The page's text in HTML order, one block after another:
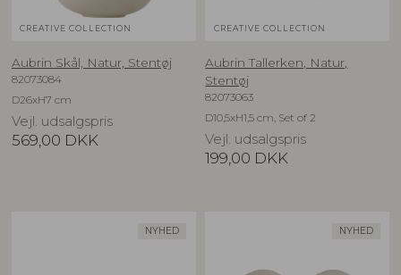
CREATIVE COLLECTION
Aubrin Skål, Natur, Stentøj
82073084
D26xH7 cm
Vejl. udsalgspris
569,00 DKK
CREATIVE COLLECTION
Aubrin Tallerken, Natur,
Stentøj
82073063
D10,5xH1,5 cm, Set of 2
Vejl. udsalgspris
199,00 DKK
NYHED NYHED